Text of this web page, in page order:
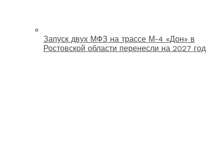
Запуск двух МФЗ на трассе М-4 «Дон» в
Ростовской области перенесли на 2027 год